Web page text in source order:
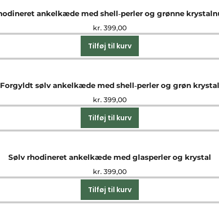
ankelkæde med shell‑perler og grønne
kr.399,00
Tilføj til kurv
Forgyldt sølv ankelkæde med shell‑perler og grøn krystal
kr.399,00
Tilføj til kurv
Sølv rhodineret ankelkæde med glasperler og krystal
kr.399,00
Tilføj til kurv